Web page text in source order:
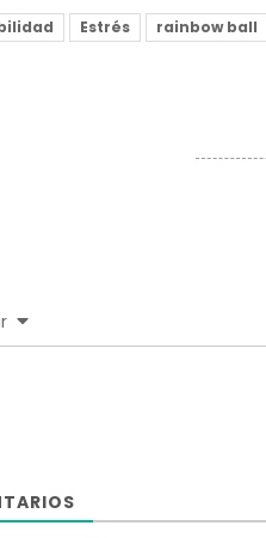
Estrés rainbow ball